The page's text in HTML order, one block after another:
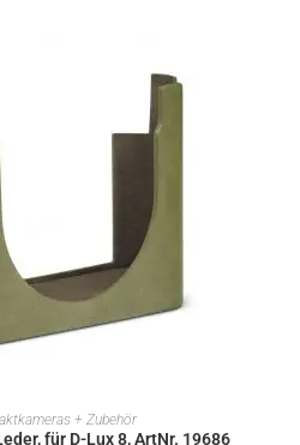
WARENKORB+ Zubehör
für D-Lux 8, ArtNr. 19686